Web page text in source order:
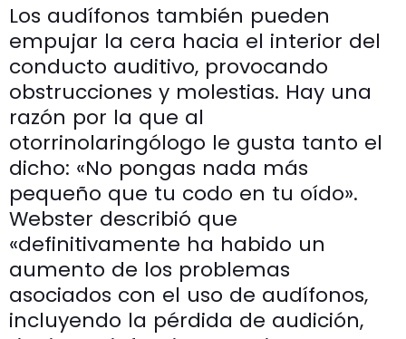
Los audífonos también pueden
empujar la cera hacia el interior del
conducto auditivo, provocando
obstrucciones y molestias. Hay una
razón por la que al
otorrinolaringólogo le gusta tanto el
dicho: «No pongas nada más
pequeño que tu codo en tu oído».
Webster describió que
«definitivamente ha habido un
aumento de los problemas
asociados con el uso de audífonos,
incluyendo la pérdida de audición,